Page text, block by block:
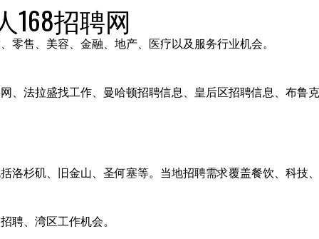
168招聘网
零售、美容、金融、地产、医疗以及服务行业机会。
、法拉盛找工作、曼哈顿招聘信息、皇后区招聘信息、布鲁
洛杉矶、旧金山、圣何塞等。当地招聘需求覆盖餐饮、科技
聘、湾区工作机会。